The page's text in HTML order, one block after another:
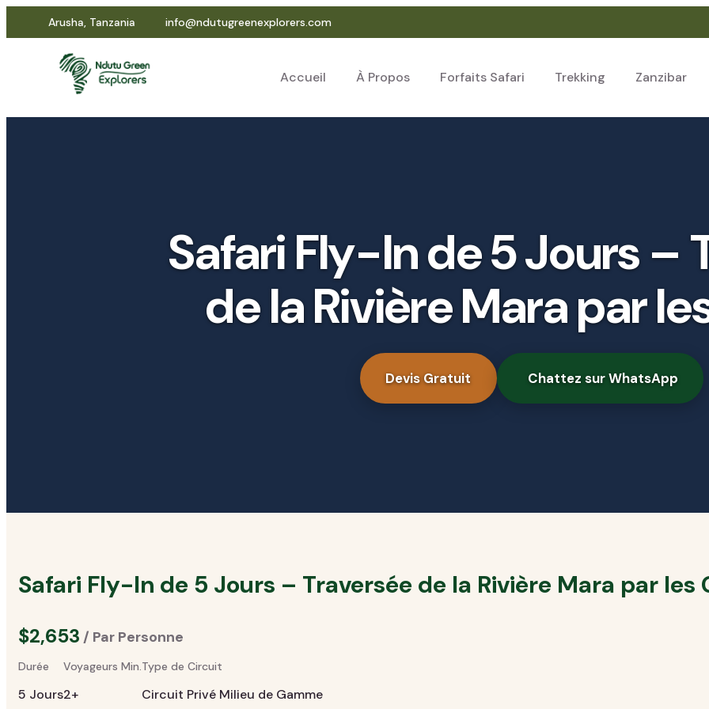
Arusha, Tanzania info@ndutugreenexplorers.com
Accueil À Propos Forfaits Safari Trekking Zanzibar
Safari Fly-In de 5 Jours –
de la Rivière Mara par
Devis Gratuit Chattez sur WhatsApp
Safari Fly-In de 5 Jours – Traversée de la Rivière Mara par les
$2,653 / Par Personne
Durée
5 Jours
Voyageurs Min.
2+
Type de Circuit
Circuit Privé Milieu de Gamme